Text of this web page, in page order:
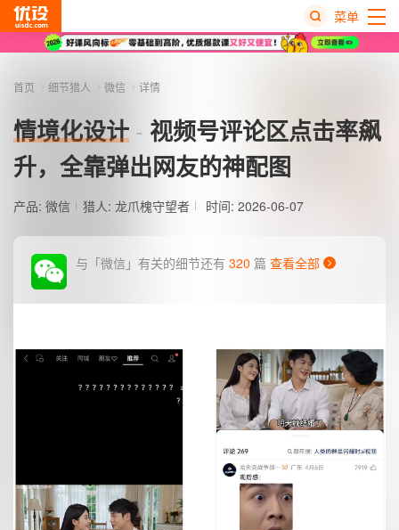
菜单
首页 细节猎人 微信 详情
情境化设计
视频号评论区点击率飙
升，全靠弹出网友的神配图
产品: 微信 猎人: 龙爪槐守望者 时间: 2026-06-07
与「微信」有关的细节还有 320 篇 查看全部